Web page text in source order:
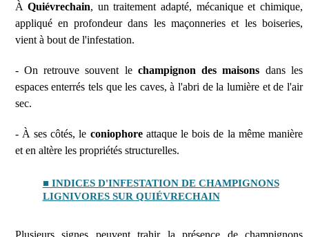
ÀQuiévrechain, un traitement adapté, mécanique et chimique,
appliqué en profondeur dans les maçonneries et les boiseries,
vient à bout de l'infestation.
- On retrouve souvent le champignon des maisons dans les
espaces enterrés tels que les caves, à l'abri de la lumière et de l'air
sec.
- À ses côtés, le coniophoreattaque le bois de la même manière
et en altère les propriétés structurelles.
■ INDICES D'INFESTATION DE CHAMPIGNONS
LIGNIVORES SUR QUIÉVRECHAIN
Plusieurs signes peuvent trahir la présence de champignons